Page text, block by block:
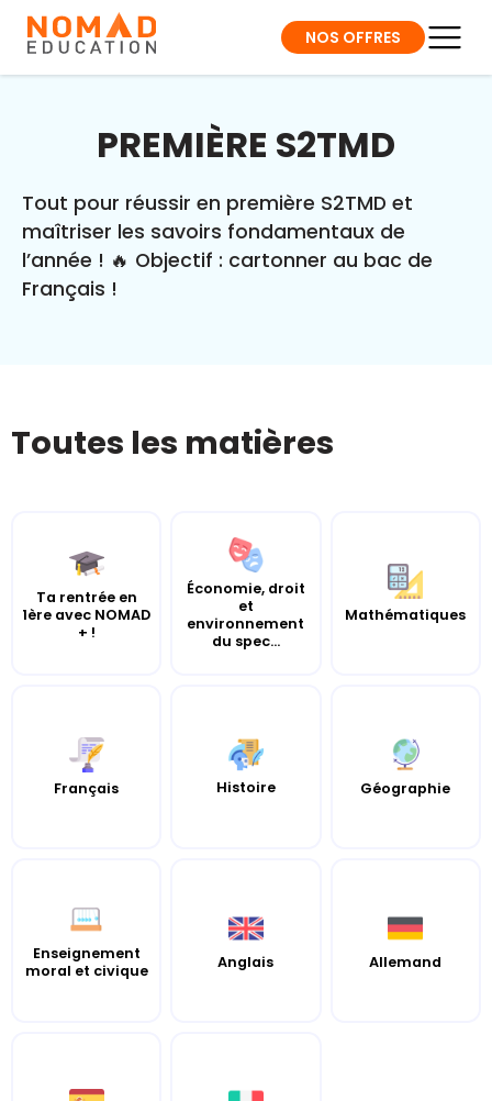
NOS OFFRES
PREMIÈRE S2TMD
Tout pour réussir en première S2TMD et
maîtriser les savoirs fondamentaux de
l’année ! 🔥 Objectif : cartonner au bac de
Français !
Toutes les matières
Ta rentrée en
1ère avec NOMAD
+ !
Économie, droit
et
environnement
du spec...
Mathématiques
Français Histoire Géographie
Enseignement
moral et civique
Anglais Allemand